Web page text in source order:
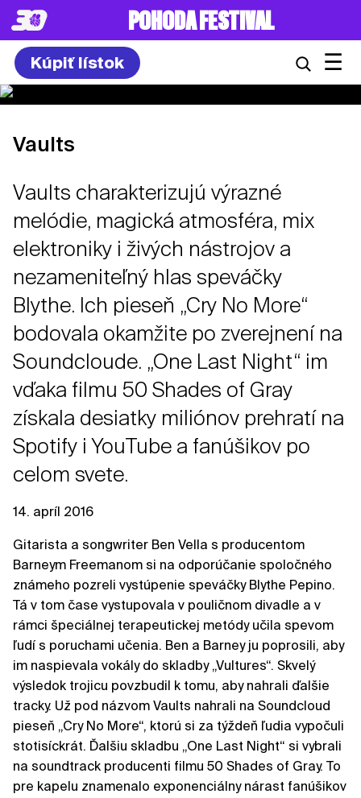
POHODA FESTIVAL
Kúpiť lístok ☰
Vaults
Vaults charakterizujú výrazné
melódie, magická atmosféra, mix
elektroniky i živých nástrojov a
nezameniteľný hlas speváčky
Blythe. Ich pieseň „Cry No More“
bodovala okamžite po zverejnení na
Soundcloude. „One Last Night“ im
vďaka filmu 50 Shades of Gray
získala desiatky miliónov prehratí na
Spotify i YouTube a fanúšikov po
celom svete.
14. apríl 2016
Gitarista a songwriter Ben Vella s producentom
Barneym Freemanom si na odporúčanie spoločného
známeho pozreli vystúpenie speváčky Blythe Pepino.
Tá v tom čase vystupovala v pouličnom divadle a v
rámci špeciálnej terapeutickej metódy učila spevom
ľudí s poruchami učenia. Ben a Barney ju poprosili, aby
im naspievala vokály do skladby „Vultures“. Skvelý
výsledok trojicu povzbudil k tomu, aby nahrali ďalšie
tracky. Už pod názvom Vaults nahrali na Soundcloud
pieseň „Cry No More“, ktorú si za týždeň ľudia vypočuli
stotisíckrát. Ďalšiu skladbu „One Last Night“ si vybrali
na soundtrack producenti filmu 50 Shades of Gray. To
pre kapelu znamenalo exponenciálny nárast fanúšikov